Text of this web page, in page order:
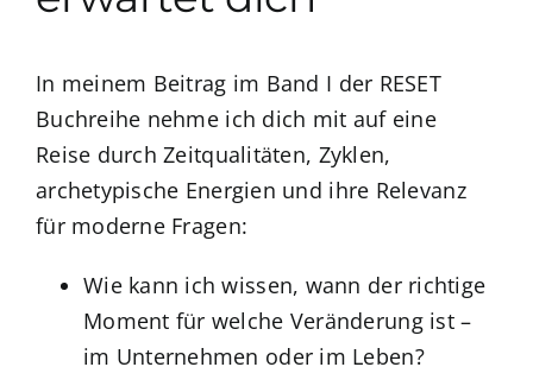
In meinem Beitrag im Band I der RESET
Buchreihe nehme ich dich mit auf eine
Reise durch Zeitqualitäten, Zyklen,
archetypische Energien und ihre Relevanz
für moderne Fragen:
Wie kann ich wissen, wann der richtige
Moment für welche Veränderung ist –
im Unternehmen oder im Leben?